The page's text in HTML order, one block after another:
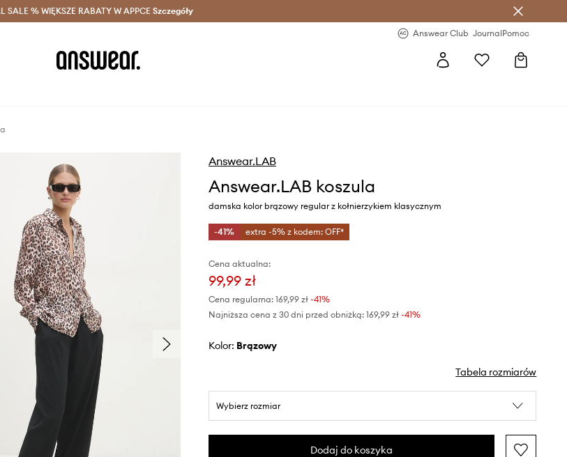
Club > Dostawa nawet w 24h >
SALE % WIĘKSZE RABATY W APPCESzczegóły
Answear Club JournalPomoc
Answear.LAB
Answear.LAB koszula
damska kolor brązowy regular z kołnierzykiem klasycznym
-41% extra -5% z kodem: OFF*
Cena aktualna:
99,99 zł
Cena regularna: 169,99 zł-41%
Najniższa cena z 30 dni przed obniżką: 169,99 zł -41%
Kolor: brązowy
Tabela rozmiarów
Wybierz rozmiar
Dodaj do koszyka